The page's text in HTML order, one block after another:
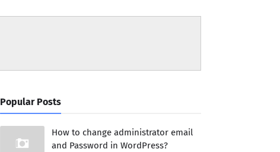
Popular Posts
How to change administrator email
and Password in WordPress?